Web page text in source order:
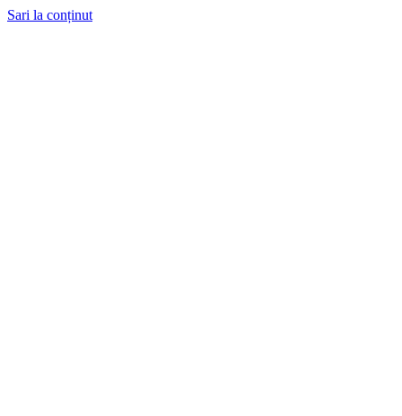
Sari la conținut